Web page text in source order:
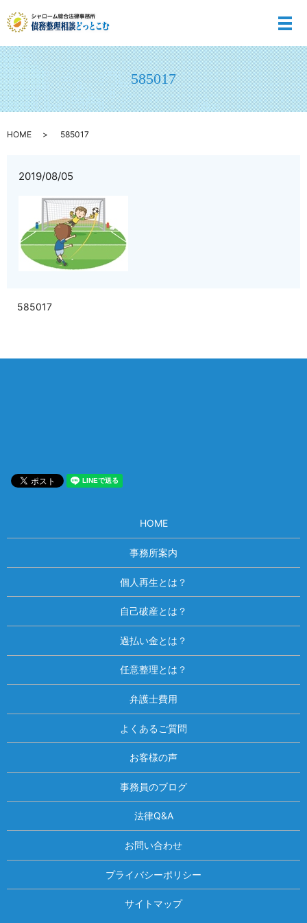
メ
585017
HOME 585017
2019/08/05
585017
HOME
事務所案内
個人再生とは？
自己破産とは？
過払い金とは？
任意整理とは？
弁護士費用
よくあるご質問
お客様の声
事務員のブログ
法律Q&A
お問い合わせ
プライバシーポリシー
サイトマップ